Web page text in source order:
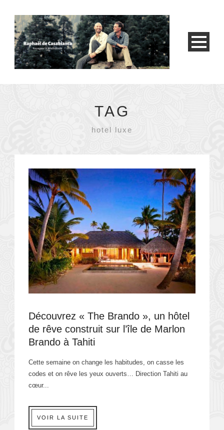
TAG
hotel luxe
Découvrez « The Brando », un hôtel
de rêve construit sur l’île de Marlon
Brando à Tahiti
Cette semaine on change les habitudes, on casse les
codes et on rêve les yeux ouverts… Direction Tahiti au
cœur...
VOIR LA SUITE